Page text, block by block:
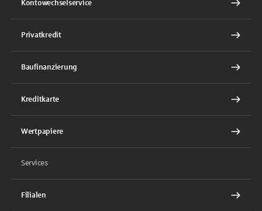
Kontowechselservice
Privatkredit
Baufinanzierung
Kreditkarte
Wertpapiere
Services
Filialen